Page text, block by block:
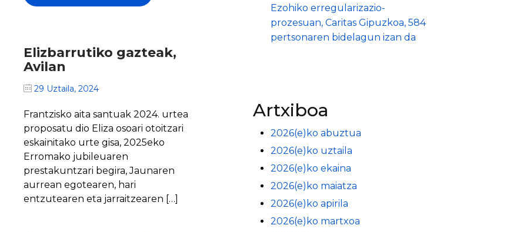
Elizbarrutiko gazteak,
Avilan
29 Uztaila, 2024
Frantzisko aita santuak 2024. urtea
proposatu dio Eliza osoari otoitzari
eskainitako urte gisa, 2025eko
Erromako jubileuaren
prestakuntzari begira, Jaunaren
aurrean egotearen, hari
entzutearen eta jarraitzearen […]
Ezohiko erregularizazio-
prozesuan, Caritas Gipuzkoa, 584
pertsonaren bidelagun izan da
Artxiboa
2026(e)ko abuztua
2026(e)ko uztaila
2026(e)ko ekaina
2026(e)ko maiatza
2026(e)ko apirila
2026(e)ko martxoa